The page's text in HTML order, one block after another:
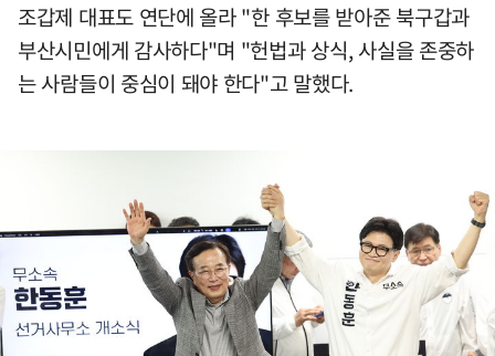
조갑제 대표도 연단에 올라 "한 후보를 받아준 북구갑과
부산시민에게 감사하다"며 "헌법과 상식, 사실을 존중하
는 사람들이 중심이 돼야 한다"고 말했다.